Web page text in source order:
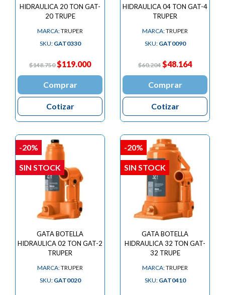
HIDRAULICA 20 TON GAT-
20 TRUPE
MARCA:TRUPER
SKU: GAT0330
$148.750 $119.000
Comprar
Cotizar
HIDRAULICA 04 TON GAT-4
TRUPER
MARCA:TRUPER
SKU: GAT0090
$60.204 $48.164
Comprar
Cotizar
GATA BOTELLA
HIDRAULICA 02 TON GAT-2
TRUPER
MARCA:TRUPER
SKU: GAT0020
-20%
SIN STOCK
GATA BOTELLA
HIDRAULICA 32 TON GAT-
32 TRUPE
MARCA:TRUPER
SKU: GAT0410
-20%
SIN STOCK